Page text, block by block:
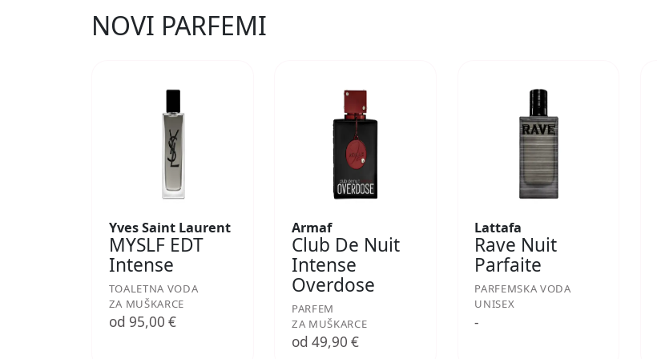
NOVI PARFEMI
Yves Saint Laurent
MYSLF EDT
Intense
TOALETNA VODA
ZA MUŠKARCE
od 95,00 €
Armaf
Club De Nuit
Intense
Overdose
PARFEM
ZA MUŠKARCE
od 49,90 €
Lattafa
Rave Nuit
Parfaite
PARFEMSKA VODA
UNISEX
-